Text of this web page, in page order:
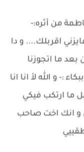
من أثره:-
اقربلك.... و دا
ما اتجوزنا
:- و الله لأ انا انا
ما ارتكب فيكي
و انك اخت صاحب